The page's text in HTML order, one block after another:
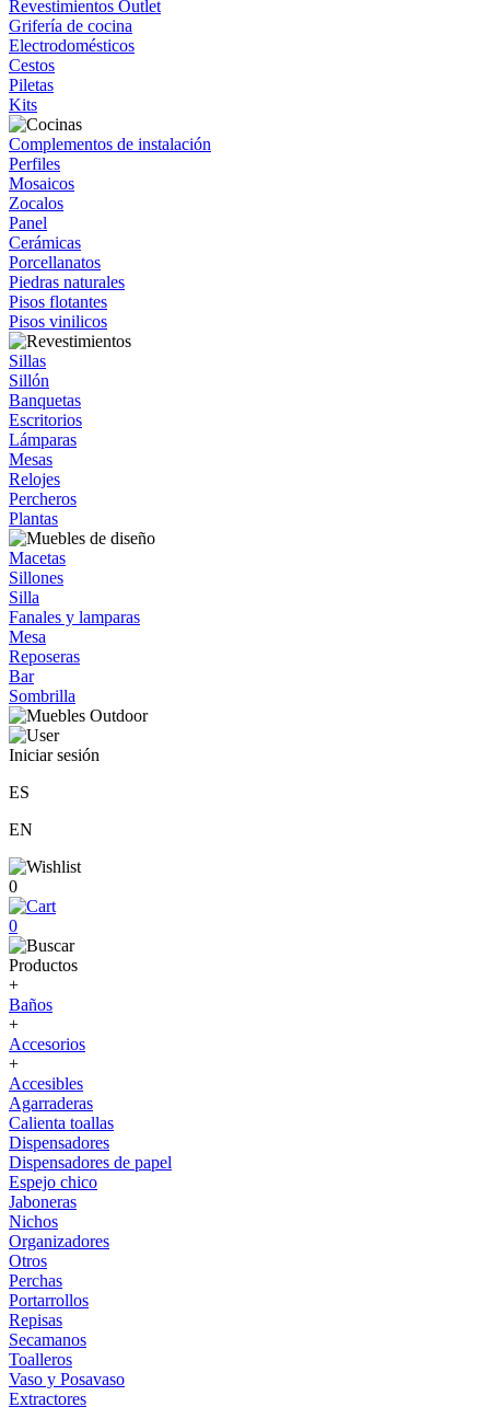
Revestimientos Outlet
Grifería de cocina
Electrodomésticos
Cestos
Piletas
Kits
Complementos de instalación
Perfiles
Mosaicos
Zocalos
Panel
Cerámicas
Porcellanatos
Piedras naturales
Pisos flotantes
Pisos vinilicos
Sillas
Sillón
Banquetas
Escritorios
Lámparas
Mesas
Relojes
Percheros
Plantas
Macetas
Sillones
Silla
Fanales y lamparas
Mesa
Reposeras
Bar
Sombrilla
Iniciar sesión
ES
EN
0
0
Productos
+
Baños
+
Accesorios
+
Accesibles
Agarraderas
Calienta toallas
Dispensadores
Dispensadores de papel
Espejo chico
Jaboneras
Nichos
Organizadores
Otros
Perchas
Portarrollos
Repisas
Secamanos
Toalleros
Vaso y Posavaso
Extractores